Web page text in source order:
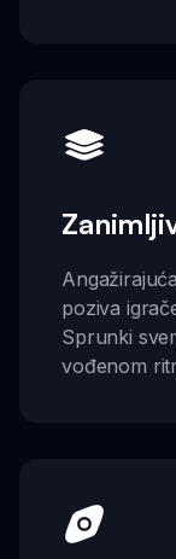
poziva
Sprunki
vođenom